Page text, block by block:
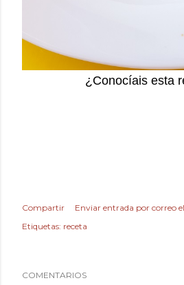
¿Conocíais esta
Compartir
Enviar entrada por correo
Etiquetas: receta
COMENTARIOS